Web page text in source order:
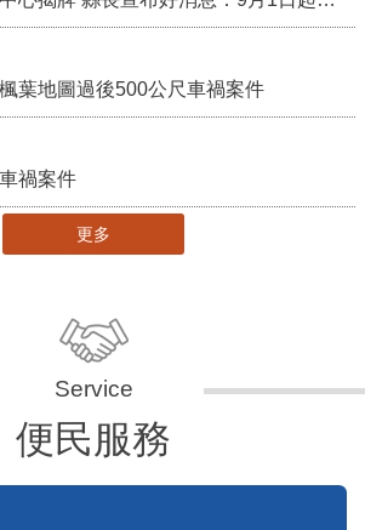
葉地圖過後500公尺車禍案件
禍案件
更多
便民服務